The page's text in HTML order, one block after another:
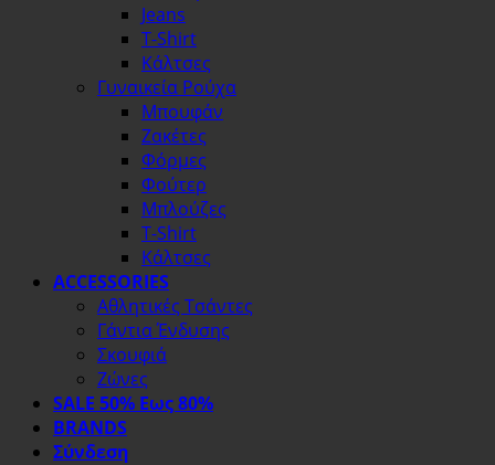
Jeans
T-Shirt
Κάλτσες
Γυναικεία Ρούχα
Μπουφάν
Ζακέτες
Φόρμες
Φούτερ
Μπλούζες
T-Shirt
Κάλτσες
ACCESSORIES
Αθλητικές Τσάντες
Γάντια Ένδυσης
Σκουφιά
Ζώνες
SALE 50% Εως 80%
BRANDS
Σύνδεση